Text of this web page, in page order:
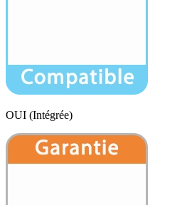
OUI (Intégrée)